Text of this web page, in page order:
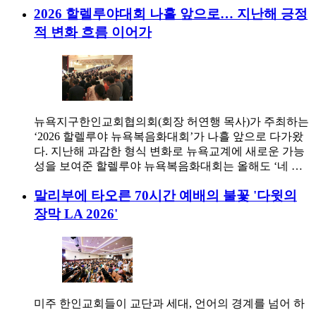
2026 할렐루야대회 나흘 앞으로… 지난해 긍정
적 변화 흐름 이어가
뉴욕지구한인교회협의회(회장 허연행 목사)가 주최하는
‘2026 할렐루야 뉴욕복음화대회’가 나흘 앞으로 다가왔
다. 지난해 과감한 형식 변화로 뉴욕교계에 새로운 가능
성을 보여준 할렐루야 뉴욕복음화대회는 올해도 ‘네 …
말리부에 타오른 70시간 예배의 불꽃 '다윗의
장막 LA 2026'
미주 한인교회들이 교단과 세대, 언어의 경계를 넘어 하